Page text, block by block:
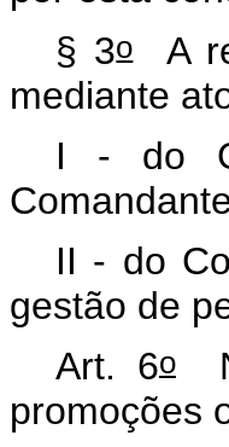
§ 3oA
mediante
I - do
II - do
gestão de
Art. 6o
promoções